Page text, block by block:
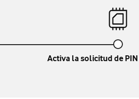
Activa la solicitud de PIN